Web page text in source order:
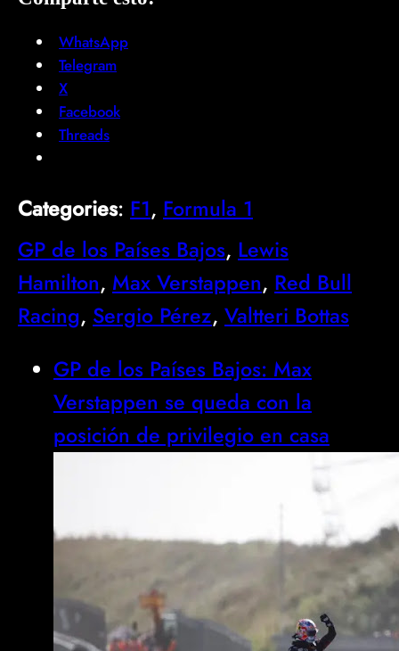
WhatsApp
Telegram
X
Facebook
Threads
Categories: F1, Formula 1
GP de los Países Bajos, Lewis
Hamilton, Max Verstappen, Red Bull
Racing, Sergio Pérez, Valtteri Bottas
GP de los Países Bajos: Max
Verstappen se queda con la
posición de privilegio en casa